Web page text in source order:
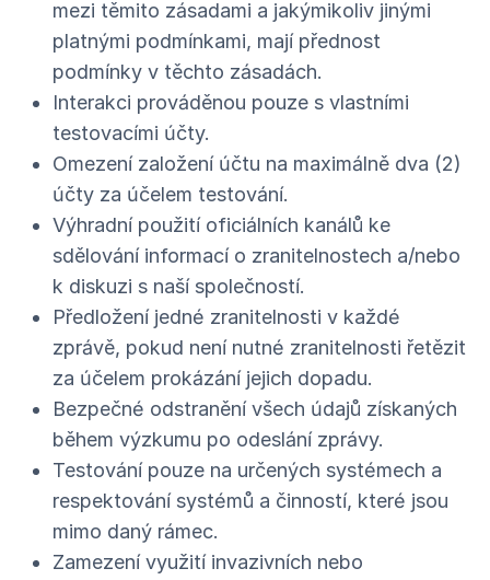
mezi těmito zásadami a jakýmikoliv jinými
platnými podmínkami, mají přednost
podmínky v těchto zásadách.
Interakci prováděnou pouze s vlastními
testovacími účty.
Omezení založení účtu na maximálně dva (2)
účty za účelem testování.
Výhradní použití oficiálních kanálů ke
sdělování informací o zranitelnostech a/nebo
k diskuzi s naší společností.
Předložení jedné zranitelnosti v každé
zprávě, pokud není nutné zranitelnosti řetězit
za účelem prokázání jejich dopadu.
Bezpečné odstranění všech údajů získaných
během výzkumu po odeslání zprávy.
Testování pouze na určených systémech a
respektování systémů a činností, které jsou
mimo daný rámec.
Zamezení využití invazivních nebo